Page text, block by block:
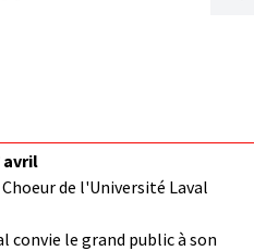
avril
de l'Université Laval
convie le grand public à son